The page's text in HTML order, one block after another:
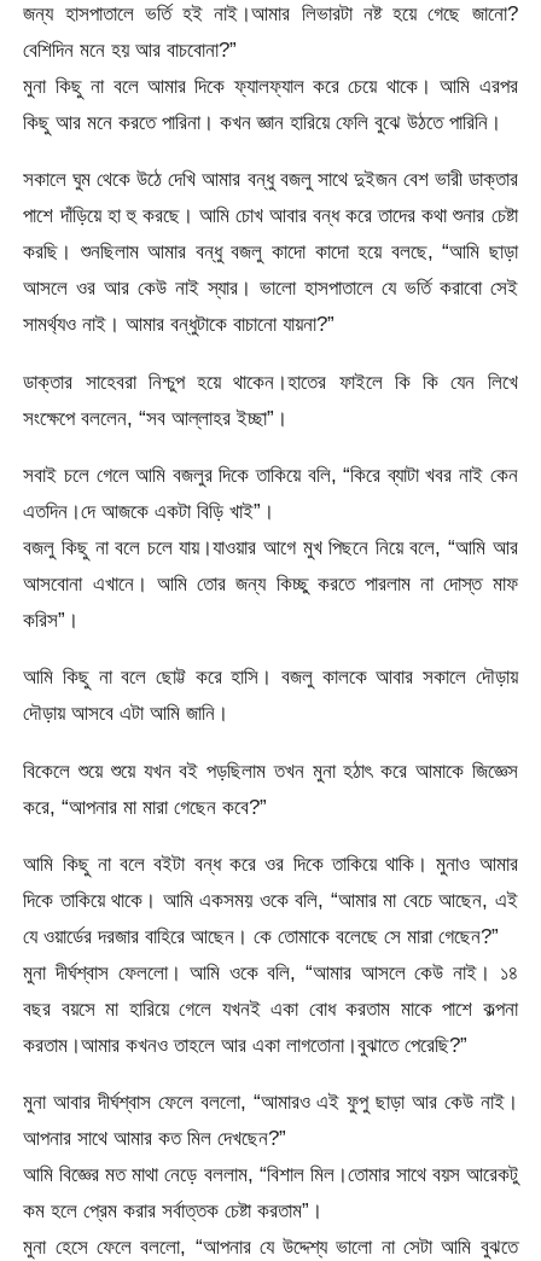
জন্য হাসপাতালে ভর্তি হই নাই।আমার লিভারটা নষ্ট হয়ে গেছে জানো?
বেশিদিন মনে হয় আর বাচবোনা?”
মুনা কিছু না বলে আমার দিকে ফ্যালফ্যাল করে চেয়ে থাকে। আমি এরপর
কিছু আর মনে করতে পারিনা। কখন জ্ঞান হারিয়ে ফেলি বুঝে উঠতে পারিনি।
সকালে ঘুম থেকে উঠে দেখি আমার বন্ধু বজলু সাথে দুইজন বেশ ভারী ডাক্তার
পাশে দাঁড়িয়ে হা হু করছে। আমি চোখ আবার বন্ধ করে তাদের কথা শুনার চেষ্টা
করছি। শুনছিলাম আমার বন্ধু বজলু কাদো কাদো হয়ে বলছে, “আমি ছাড়া
আসলে ওর আর কেউ নাই স্যার। ভালো হাসপাতালে যে ভর্তি করাবো সেই
সামর্থ্যও নাই। আমার বন্ধুটাকে বাচানো যায়না?”
ডাক্তার সাহেবরা নিশ্চুপ হয়ে থাকেন।হাতের ফাইলে কি কি যেন লিখে
সংক্ষেপে বললেন, “সব আল্লাহর ইচ্ছা”।
সবাই চলে গেলে আমি বজলুর দিকে তাকিয়ে বলি, “কিরে ব্যাটা খবর নাই কেন
এতদিন।দে আজকে একটা বিড়ি খাই”।
বজলু কিছু না বলে চলে যায়।যাওয়ার আগে মুখ পিছনে নিয়ে বলে, “আমি আর
আসবোনা এখানে। আমি তোর জন্য কিচ্ছু করতে পারলাম না দোস্ত মাফ
করিস”।
আমি কিছু না বলে ছোট্ট করে হাসি। বজলু কালকে আবার সকালে দৌড়ায়
দৌড়ায় আসবে এটা আমি জানি।
বিকেলে শুয়ে শুয়ে যখন বই পড়ছিলাম তখন মুনা হঠাৎ করে আমাকে জিজ্ঞেস
করে, “আপনার মা মারা গেছেন কবে?”
আমি কিছু না বলে বইটা বন্ধ করে ওর দিকে তাকিয়ে থাকি। মুনাও আমার
দিকে তাকিয়ে থাকে। আমি একসময় ওকে বলি, “আমার মা বেচে আছেন, এই
যে ওয়ার্ডের দরজার বাহিরে আছেন। কে তোমাকে বলেছে সে মারা গেছেন?”
মুনা দীর্ঘশ্বাস ফেললো। আমি ওকে বলি, “আমার আসলে কেউ নাই। ১৪
বছর বয়সে মা হারিয়ে গেলে যখনই একা বোধ করতাম মাকে পাশে কল্পনা
করতাম।আমার কখনও তাহলে আর একা লাগতোনা।বুঝাতে পেরেছি?”
মুনা আবার দীর্ঘশ্বাস ফেলে বললো, “আমারও এই ফুপু ছাড়া আর কেউ নাই।
আপনার সাথে আমার কত মিল দেখছেন?”
আমি বিজ্ঞের মত মাথা নেড়ে বললাম, “বিশাল মিল।তোমার সাথে বয়স আরেকটু
কম হলে প্রেম করার সর্বাত্তক চেষ্টা করতাম”।
মুনা হেসে ফেলে বললো, “আপনার যে উদ্দেশ্য ভালো না সেটা আমি বুঝতে